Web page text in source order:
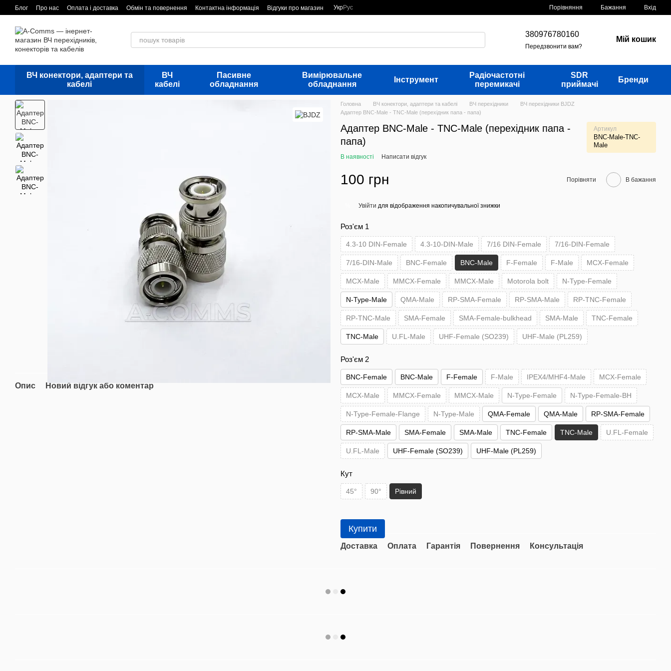
Перейти до основного контенту
Блог Про нас Оплата і доставка Обмін та повернення Контактна інформація Відгуки про магазин УкрРус Порівняння Бажання Вхід
380976780160
Передзвонити вам?
Мій кошик
ВЧ конектори, адаптери та
кабелі
ВЧ
кабелі
Пасивне
обладнання
Вимірювальне
обладнання
Інструмент
Радіочастотні
перемикачі
SDR
приймачі
Бренди
Опис Новий відгук або коментар
Головна ВЧ конектори, адаптери та кабелі ВЧ перехідники
ВЧ перехідники BJDZ
Адаптер BNC-Male - TNC-Male (перехідник папа - папа)
Адаптер BNC-Male - TNC-Male (перехідник папа -
папа)
Артикул
BNC-Male-TNC-
Male
В наявності Написати відгук
100 грн Порівняти В бажання
Увійти для відображення накопичувальної знижки
Роз'єм 1
4.3-10 DIN-Female 4.3-10-DIN-Male 7/16 DIN-Female 7/16-DIN-Female
7/16-DIN-Male BNC-Female BNC-Male F-Female F-Male MCX-Female
MCX-Male MMCX-Female MMCX-Male Motorola bolt N-Type-Female
N-Type-Male QMA-Male RP-SMA-Female RP-SMA-Male RP-TNC-Female
RP-TNC-Male SMA-Female SMA-Female-bulkhead SMA-Male TNC-Female
TNC-Male U.FL-Male UHF-Female (SO239) UHF-Male (PL259)
Роз'єм 2
BNC-Female BNC-Male F-Female F-Male IPEX4/MHF4-Male MCX-Female
MCX-Male MMCX-Female MMCX-Male N-Type-Female N-Type-Female-BH
N-Type-Female-Flange N-Type-Male QMA-Female QMA-Male RP-SMA-Female
RP-SMA-Male SMA-Female SMA-Male TNC-Female TNC-Male U.FL-Female
U.FL-Male UHF-Female (SO239) UHF-Male (PL259)
Кут
45° 90° Рівний
Купити
Доставка Оплата Гарантія Повернення Консультація